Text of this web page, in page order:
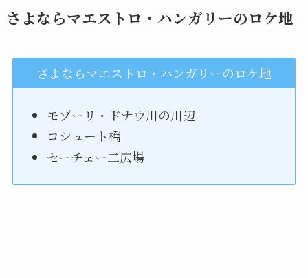
さよならマエストロ・ハンガリーのロケ地
さよならマエストロ・ハンガリーのロケ地
モゾーリ・ドナウ川の川辺
コシュート橋
セーチェー二広場